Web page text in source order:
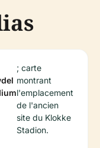
; carte
montrant
l'emplacement
de l'ancien
site du Klokke
Stadion.